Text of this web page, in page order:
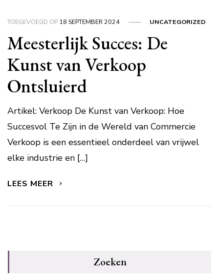
TOEGEVOEGD OP 18 SEPTEMBER 2024 UNCATEGORIZED
Meesterlijk Succes: De
Kunst van Verkoop
Ontsluierd
Artikel: Verkoop De Kunst van Verkoop: Hoe
Succesvol Te Zijn in de Wereld van Commercie
Verkoop is een essentieel onderdeel van vrijwel
elke industrie en […]
LEES MEER
Zoeken